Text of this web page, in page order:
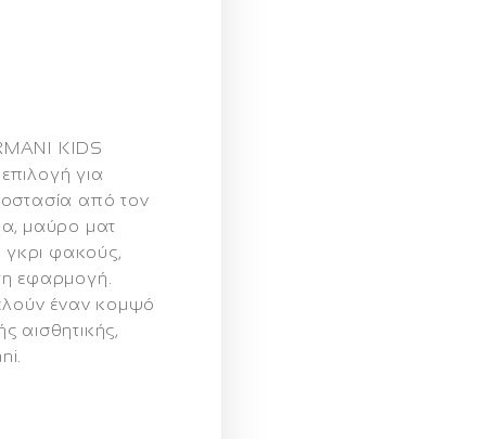
KIDS
για
από τον
μαύρο ματ
γκρι φακούς,
εφαρμογή.
έναν κομψό
αισθητικής,